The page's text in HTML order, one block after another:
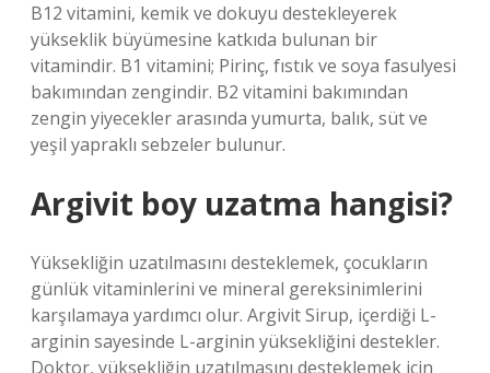
B12 vitamini, kemik ve dokuyu destekleyerek
yükseklik büyümesine katkıda bulunan bir
vitamindir. B1 vitamini; Pirinç, fıstık ve soya fasulyesi
bakımından zengindir. B2 vitamini bakımından
zengin yiyecekler arasında yumurta, balık, süt ve
yeşil yapraklı sebzeler bulunur.
Argivit boy uzatma hangisi?
Yüksekliğin uzatılmasını desteklemek, çocukların
günlük vitaminlerini ve mineral gereksinimlerini
karşılamaya yardımcı olur. Argivit Sirup, içerdiği L-
arginin sayesinde L-arginin yüksekliğini destekler.
Doktor, yüksekliğin uzatılmasını desteklemek için